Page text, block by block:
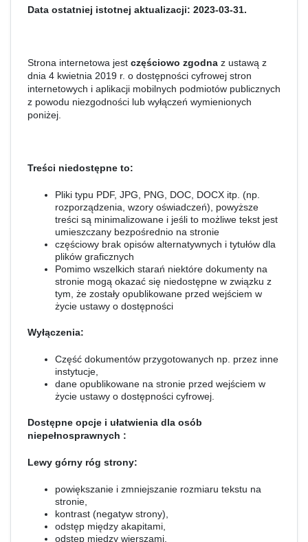
Data ostatniej istotnej aktualizacji: 2023-03-31.
Strona internetowa jest częściowo zgodna z ustawą z
dnia 4 kwietnia 2019 r. o dostępności cyfrowej stron
internetowych i aplikacji mobilnych podmiotów publicznych
z powodu niezgodności lub wyłączeń wymienionych
poniżej.
Treści niedostępne to:
Pliki typu PDF, JPG, PNG, DOC, DOCX itp. (np.
rozporządzenia, wzory oświadczeń), powyższe
treści są minimalizowane i jeśli to możliwe tekst jest
umieszczany bezpośrednio na stronie
częściowy brak opisów alternatywnych i tytułów dla
plików graficznych
Pomimo wszelkich starań niektóre dokumenty na
stronie mogą okazać się niedostępne w związku z
tym, że zostały opublikowane przed wejściem w
życie ustawy o dostępności
Wyłączenia:
Część dokumentów przygotowanych np. przez inne
instytucje,
dane opublikowane na stronie przed wejściem w
życie ustawy o dostępności cyfrowej.
Dostępne opcje i ułatwienia dla osób
niepełnosprawnych :
Lewy górny róg strony:
powiększanie i zmniejszanie rozmiaru tekstu na
stronie,
kontrast (negatyw strony),
odstęp między akapitami,
odstęp między wierszami,